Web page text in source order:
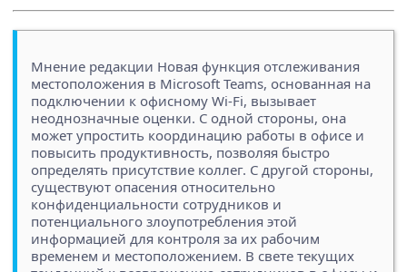
Мнение редакции Новая функция отслеживания
местоположения в Microsoft Teams, основанная на
подключении к офисному Wi-Fi, вызывает
неоднозначные оценки. С одной стороны, она
может упростить координацию работы в офисе и
повысить продуктивность, позволяя быстро
определять присутствие коллег. С другой стороны,
существуют опасения относительно
конфиденциальности сотрудников и
потенциального злоупотребления этой
информацией для контроля за их рабочим
временем и местоположением. В свете текущих